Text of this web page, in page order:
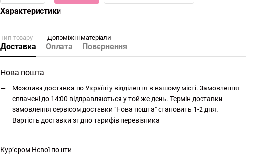
Характеристики
Тип товару Допоміжні матеріали
Доставка Оплата Повернення
Нова пошта
Можлива доставка по Україні у відділення в вашому місті. Замовлення
сплачені до 14:00 відправляються у той же день. Термін доставки
замовлення сервісом доставки "Нова пошта" становить 1-2 дня.
Вартість доставки згідно тарифів перевізника
Кур’єром Нової пошти